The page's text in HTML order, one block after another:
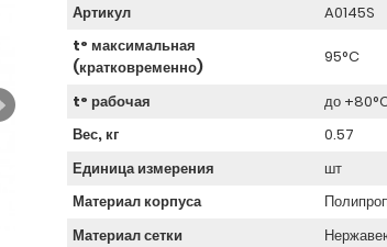
Артикул
A0145S
t° максимальная
(кратковременно)
95°C
t° рабочая
до
Вес, кг
0.57
Единица измерения
шт
Материал корпуса
Материал сетки